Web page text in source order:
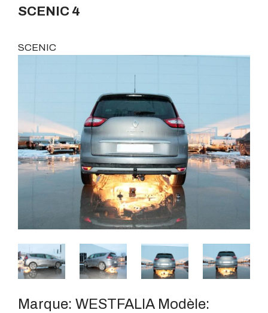
SCENIC 4
SCENIC
Marque: WESTFALIA Modèle: